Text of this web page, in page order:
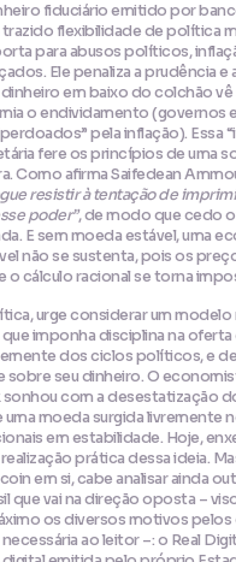
fiduciário emitido por
flexibilidade de política
para abusos políticos,
Ele penaliza a prudência e
em baixo do colchão vê
o endividamento (governos
pela inflação). Essa
fere os princípios de uma
Como afirma Saifedean
resistir à tentação de
poder”, de modo que cedo
E sem moeda estável, uma
não se sustenta, pois os
o cálculo racional se torna
urge considerar um
imponha disciplina na
dos ciclos políticos, e
seu dinheiro. O
sonhou com a desestatização
moeda surgida livremente
em estabilidade. Hoje,
prática dessa ideia.
em si, cabe analisar ainda
que vai na direção oposta –
os diversos motivos pelos
ao leitor –: o Real